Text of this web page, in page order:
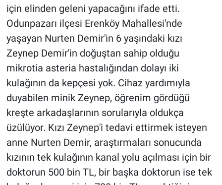
için elinden geleni yapacağını ifade etti.
Odunpazarı ilçesi Erenköy Mahallesi'nde
yaşayan Nurten Demir'in 6 yaşındaki kızı
Zeynep Demir'in doğuştan sahip olduğu
mikrotia asteria hastalığından dolayı iki
kulağının da kepçesi yok. Cihaz yardımıyla
duyabilen minik Zeynep, öğrenim gördüğü
kreşte arkadaşlarının sorularıyla oldukça
üzülüyor. Kızı Zeynep'i tedavi ettirmek isteyen
anne Nurten Demir, araştırmaları sonucunda
kızının tek kulağının kanal yolu açılması için bir
doktorun 500 bin TL, bir başka doktorun ise tek